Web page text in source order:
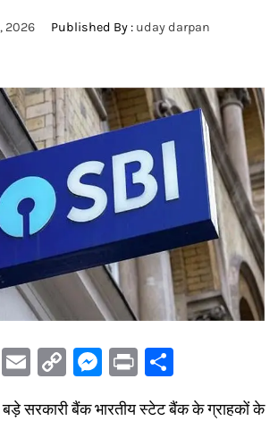
2026 Published By : uday darpan
WhatsApp
Email
CopyMessenger
Print
सरकारी बैंक भारतीय स्टेट बैंक के ग्राहकों के